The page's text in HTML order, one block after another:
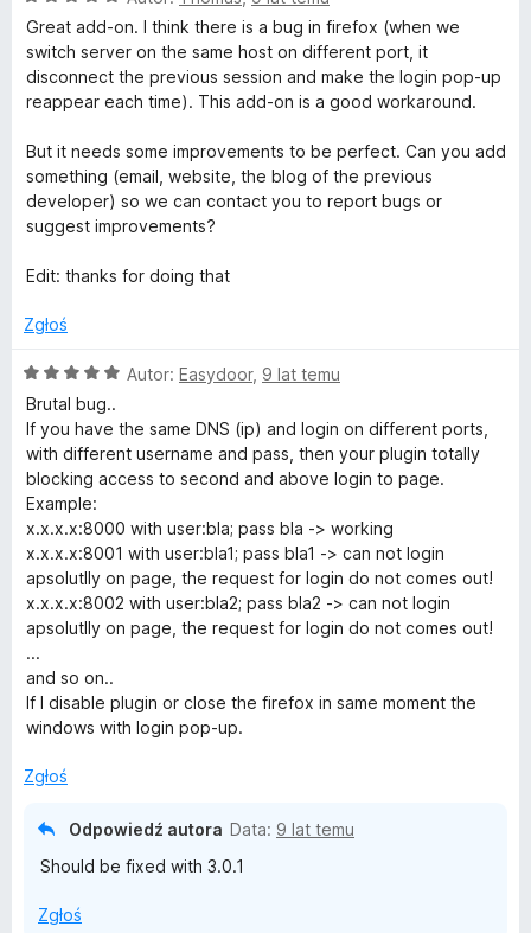
/
5
a
:
5
/
c
e
n
a
5
/
5
Great add-on. I think there is a bug in firefox (when we
switch server on the same host on different port, it
disconnect the previous session and make the login pop-up
reappear each time). This add-on is a good workaround.
But it needs some improvements to be perfect. Can you add
something (email, website, the blog of the previous
developer) so we can contact you to report bugs or
suggest improvements?
Edit: thanks for doing that
Zgłoś
O
c
e
n
a
:
5
/
5
Autor: Easydoor, 9 lat temu
Brutal bug..
If you have the same DNS (ip) and login on different ports,
with different username and pass, then your plugin totally
blocking access to second and above login to page.
Example:
x.x.x.x:8000 with user:bla; pass bla -> working
x.x.x.x:8001 with user:bla1; pass bla1 -> can not login
apsolutlly on page, the request for login do not comes out!
x.x.x.x:8002 with user:bla2; pass bla2 -> can not login
apsolutlly on page, the request for login do not comes out!
...
and so on..
If I disable plugin or close the firefox in same moment the
windows with login pop-up.
Zgłoś
Odpowiedź autora Data: 9 lat temu
Should be fixed with 3.0.1
Zgłoś